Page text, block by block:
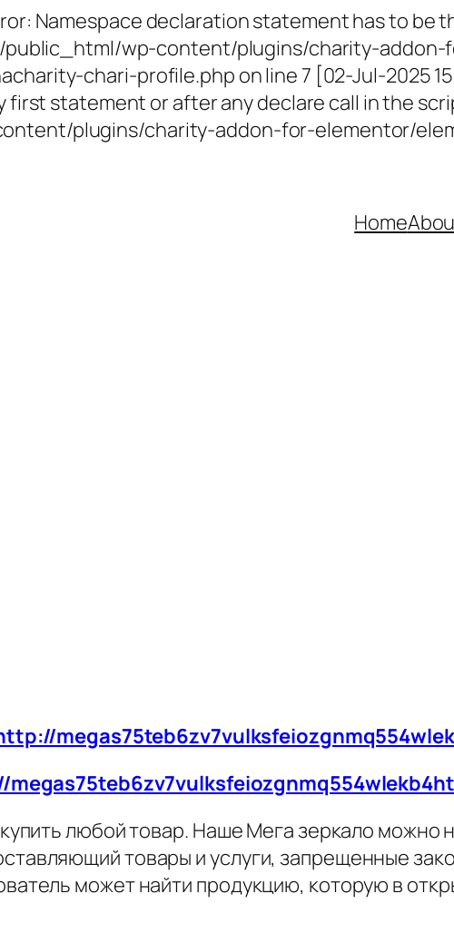
Namespace declaration statement has to
public_html/wp-content/plugins/charity-addon-
chari-profile.php on line 7 [02-Jul-2025
statement or after any declare call in the
plugins/charity-addon-for-elementor/
Home
любой товар. Наше Мега зеркало можно
товары и услуги, запрещенные
может найти продукцию, которую в